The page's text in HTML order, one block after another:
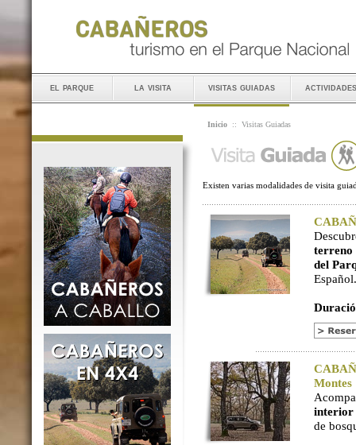
el parque la visita visitas guiadas actividades
Inicio :: Visitas Guiadas
Existen varias modalidades de visita
terreno
del
Español.
Montes
interior
de